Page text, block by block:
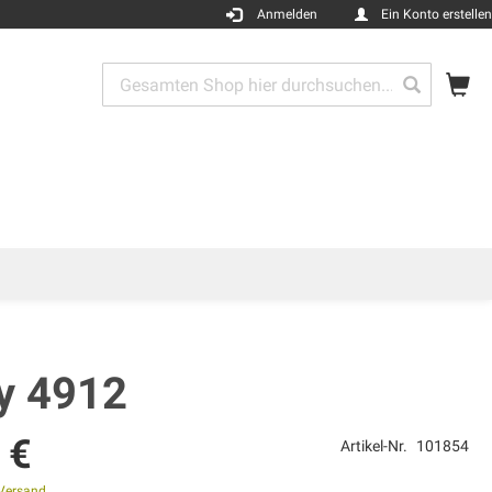
Anmelden Ein Konto erstellen
Search
4912
Artikel-Nr. 101854